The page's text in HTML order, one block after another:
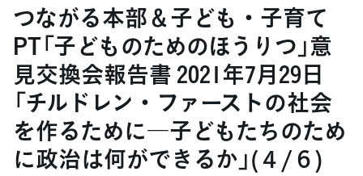
つながる本部＆子ども・子育て
PT「子どものためのほうりつ」意
見交換会報告書 2021年7月29日
「チルドレン・ファーストの社会
を作るために―子どもたちのため
に政治は何ができるか」(４/６)